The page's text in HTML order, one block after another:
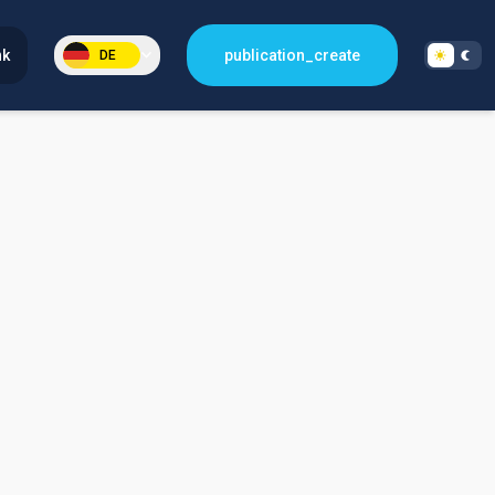
DE publication_create